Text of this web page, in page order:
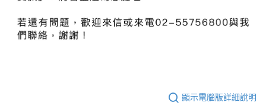
顯示電腦版詳細說明